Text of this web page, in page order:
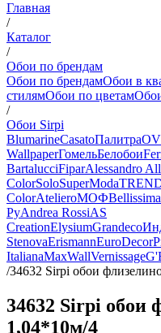
Главная
/
Каталог
/
Обои по брендам
Обои по брендамОбои в
стилямОбои по цветам
/
Обои Sirpi
BlumarineCasatoПалитра
WallpaperГомельБелобои
BartalucciFiparAlessandro
ColorSoloSuperModa
ColorAtelieroМОФBellissima
РуAndrea RossiAS
CreationElysiumGrandeco
StenovaErismannEuroDecor
ItalianaMaxWallVernissage
/34632 Sirpi обои
34632 Sirpi обои
1,04*10м/4